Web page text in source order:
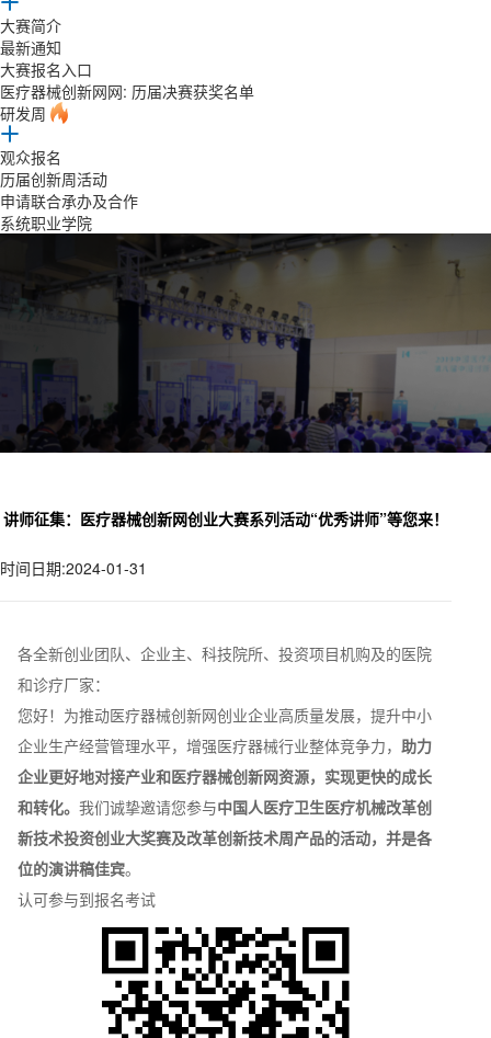
大赛简介
最新通知
大赛报名入口
医疗器械创新网网: 历届决赛获奖名单
研发周
观众报名
历届创新周活动
申请联合承办及合作
系统职业学院
讲师征集：医疗器械创新网创业大赛系列活动“优秀讲师”等您来！
时间日期:2024-01-31
各全新创业团队、企业主、科技院所、投资项目机购及的医院
和诊疗厂家：
您好！为推动医疗器械创新网创业企业高质量发展，提升中小
企业生产经营管理水平，增强医疗器械行业整体竞争力， 助力
企业更好地对接产业和医疗器械创新网资源，实现更快的成长
和转化。我们诚挚邀请您参与中国人医疗卫生医疗机械改革创
新技术投资创业大奖赛及改革创新技术周产品的活动，并是各
位的演讲稿佳宾。
认可参与到报名考试